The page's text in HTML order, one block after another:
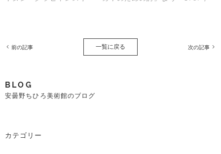
前の記事 一覧に戻る 次の記事
BLOG
安曇野ちひろ美術館のブログ
カテゴリー